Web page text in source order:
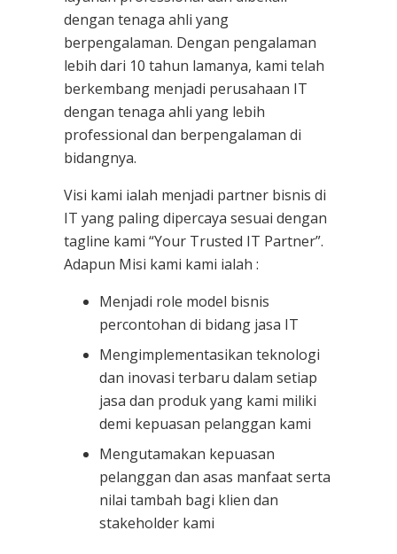
dengan tenaga ahli yang
berpengalaman. Dengan pengalaman
lebih dari 10 tahun lamanya, kami telah
berkembang menjadi perusahaan IT
dengan tenaga ahli yang lebih
professional dan berpengalaman di
bidangnya.
Visi kami ialah menjadi partner bisnis di
IT yang paling dipercaya sesuai dengan
tagline kami “Your Trusted IT Partner”.
Adapun Misi kami kami ialah :
Menjadi role model bisnis
percontohan di bidang jasa IT
Mengimplementasikan teknologi
dan inovasi terbaru dalam setiap
jasa dan produk yang kami miliki
demi kepuasan pelanggan kami
Mengutamakan kepuasan
pelanggan dan asas manfaat serta
nilai tambah bagi klien dan
stakeholder kami